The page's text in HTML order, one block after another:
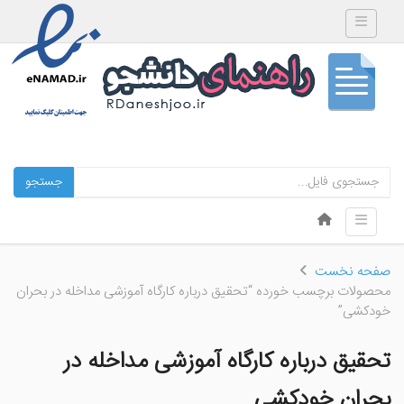
Toggle navigation
جستجو
Menu
Skip to content
Toggle navigation
صفحه نخست
محصولات برچسب خورده “تحقیق درباره کارگاه آموزشی مداخله در بحران
خودکشی”
تحقیق درباره کارگاه آموزشی مداخله در